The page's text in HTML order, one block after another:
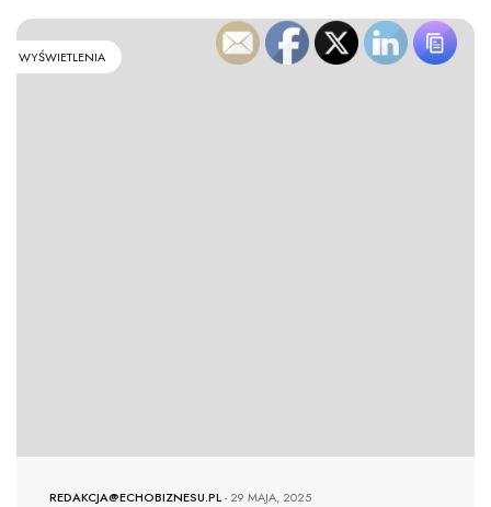
WYŚWIETLENIA
REDAKCJA@ECHOBIZNESU.PL-29 MAJA, 2025